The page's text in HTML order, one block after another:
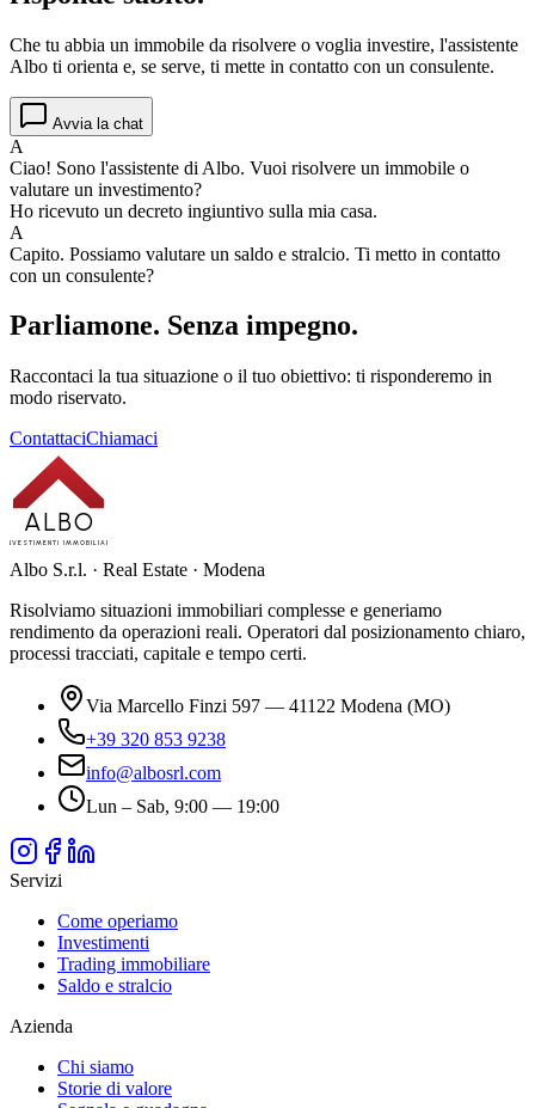
Che tu abbia un immobile da risolvere o voglia investire, l'assistente
Albo ti orienta e, se serve, ti mette in contatto con un consulente.
Avvia la chat
A
Ciao! Sono l'assistente di Albo. Vuoi risolvere un immobile o
valutare un investimento?
Ho ricevuto un decreto ingiuntivo sulla mia casa.
A
Capito. Possiamo valutare un saldo e stralcio. Ti metto in contatto
con un consulente?
Parliamone. Senza impegno.
Raccontaci la tua situazione o il tuo obiettivo: ti risponderemo in
modo riservato.
ContattaciChiamaci
ALBO
INVESTIMENTI IMMOBILIARI
Albo S.r.l. · Real Estate · Modena
Risolviamo situazioni immobiliari complesse e generiamo
rendimento da operazioni reali. Operatori dal posizionamento chiaro,
processi tracciati, capitale e tempo certi.
Via Marcello Finzi 597 — 41122 Modena (MO)
+39 320 853 9238
info@albosrl.com
Lun – Sab, 9:00 — 19:00
Servizi
Come operiamo
Investimenti
Trading immobiliare
Saldo e stralcio
Azienda
Chi siamo
Storie di valore